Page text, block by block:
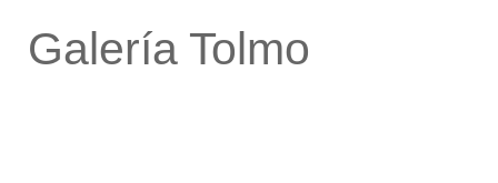
Galería Tolmo